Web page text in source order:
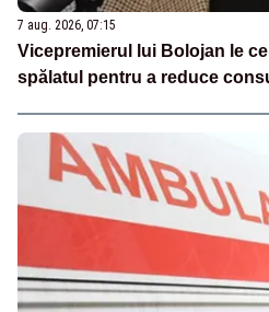
7 aug. 2026, 07:15
Vicepremierul lui Bolojan le
spălatul pentru a reduce